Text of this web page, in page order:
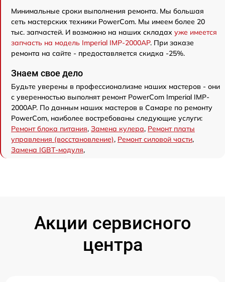
Минимальные сроки выполнения ремонта. Мы большая
сеть мастерских техники PowerCom. Мы имеем более 20
тыс. запчастей. И возможно на наших складах уже имеется
запчасть на модель Imperial IMP-2000AP. При заказе
ремонта на сайте - предоставляется скидка -25%.
Знаем свое дело
Будьте уверены в профессионализме наших мастеров - они
с уверенностью выполнят ремонт PowerCom Imperial IMP-
2000AP. По данным наших мастеров в Самаре по ремонту
PowerCom, наиболее востребованы следующие услуги:
Ремонт блока питания, Замена кулера, Ремонт платы
управления (восстановление), Ремонт силовой части,
Замена IGBT-модуля,
Акции сервисного
центра